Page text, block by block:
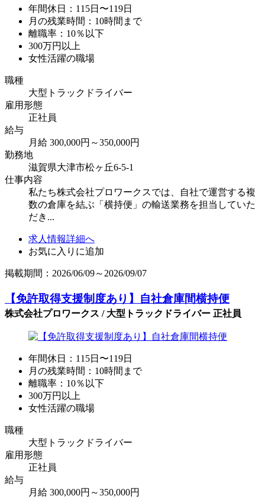
年間休日：115日〜119日
月の残業時間：10時間まで
離職率：10％以下
300万円以上
女性活躍の職場
職種
大型トラックドライバー
雇用形態
正社員
給与
月給 300,000円～350,000円
勤務地
滋賀県大津市松ヶ丘6-5-1
仕事内容
私たち株式会社プロワークスでは、自社で運営する複
数の倉庫を結ぶ「横持便」の輸送業務を担当していた
だき...
求人情報詳細へ
お気に入りに追加
掲載期間：2026/06/09～2026/09/07
【免許取得支援制度あり】自社倉庫間横持便
株式会社プロワークス / 大型トラックドライバー 正社員
年間休日：115日〜119日
月の残業時間：10時間まで
離職率：10％以下
300万円以上
女性活躍の職場
職種
大型トラックドライバー
雇用形態
正社員
給与
月給 300,000円～350,000円